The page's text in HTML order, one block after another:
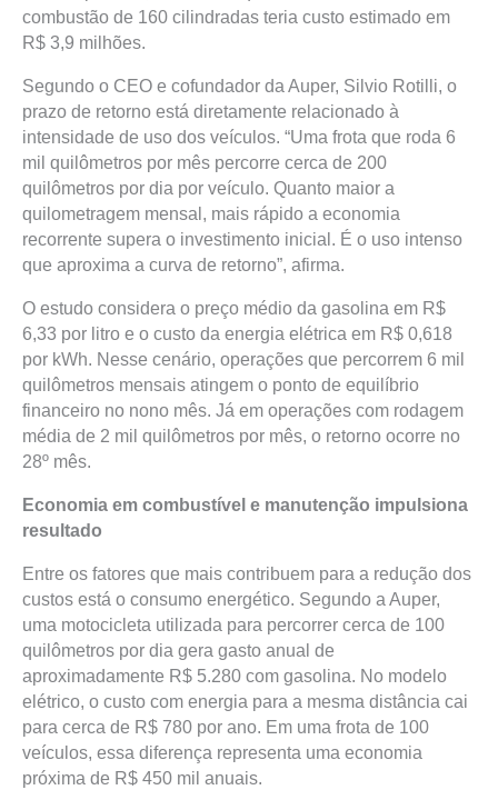
combustão de 160 cilindradas teria custo estimado em
R$ 3,9 milhões.
Segundo o CEO e cofundador da Auper, Silvio Rotilli, o
prazo de retorno está diretamente relacionado à
intensidade de uso dos veículos. “Uma frota que roda 6
mil quilômetros por mês percorre cerca de 200
quilômetros por dia por veículo. Quanto maior a
quilometragem mensal, mais rápido a economia
recorrente supera o investimento inicial. É o uso intenso
que aproxima a curva de retorno”, afirma.
O estudo considera o preço médio da gasolina em R$
6,33 por litro e o custo da energia elétrica em R$ 0,618
por kWh. Nesse cenário, operações que percorrem 6 mil
quilômetros mensais atingem o ponto de equilíbrio
financeiro no nono mês. Já em operações com rodagem
média de 2 mil quilômetros por mês, o retorno ocorre no
28º mês.
Economia em combustível e manutenção impulsiona
resultado
Entre os fatores que mais contribuem para a redução dos
custos está o consumo energético. Segundo a Auper,
uma motocicleta utilizada para percorrer cerca de 100
quilômetros por dia gera gasto anual de
aproximadamente R$ 5.280 com gasolina. No modelo
elétrico, o custo com energia para a mesma distância cai
para cerca de R$ 780 por ano. Em uma frota de 100
veículos, essa diferença representa uma economia
próxima de R$ 450 mil anuais.